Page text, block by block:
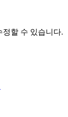
할 수 있습니다.